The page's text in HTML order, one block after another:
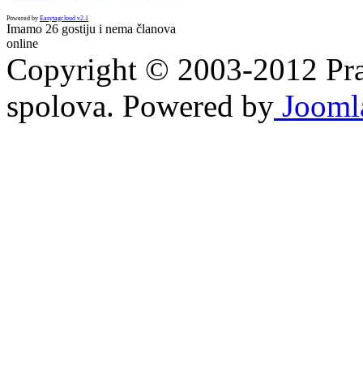
Powered by Easytagcloud v2.1
Imamo 26 gostiju i nema članova
online
Copyright © 2003-2012
spolova. Powered by